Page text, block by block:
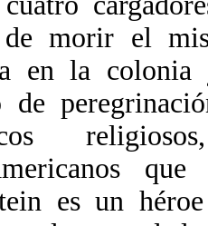
de morir el
en la
de
es un